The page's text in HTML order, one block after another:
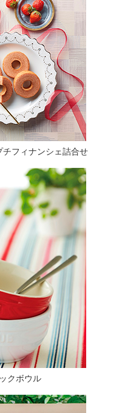
フィナンシェ詰合せ
クボウル